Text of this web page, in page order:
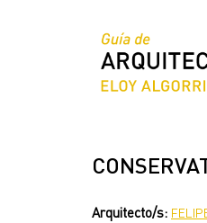
Arquitecto/s: